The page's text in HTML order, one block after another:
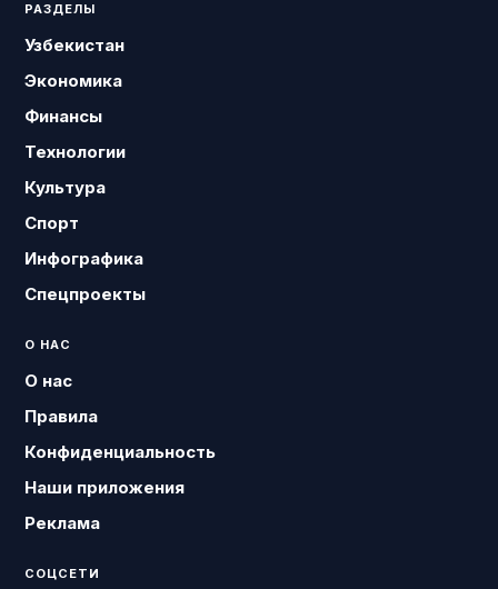
РАЗДЕЛЫ
Узбекистан
Экономика
Финансы
Технологии
Культура
Спорт
Инфографика
Спецпроекты
О НАС
О нас
Правила
Конфиденциальность
Наши приложения
Реклама
СОЦСЕТИ